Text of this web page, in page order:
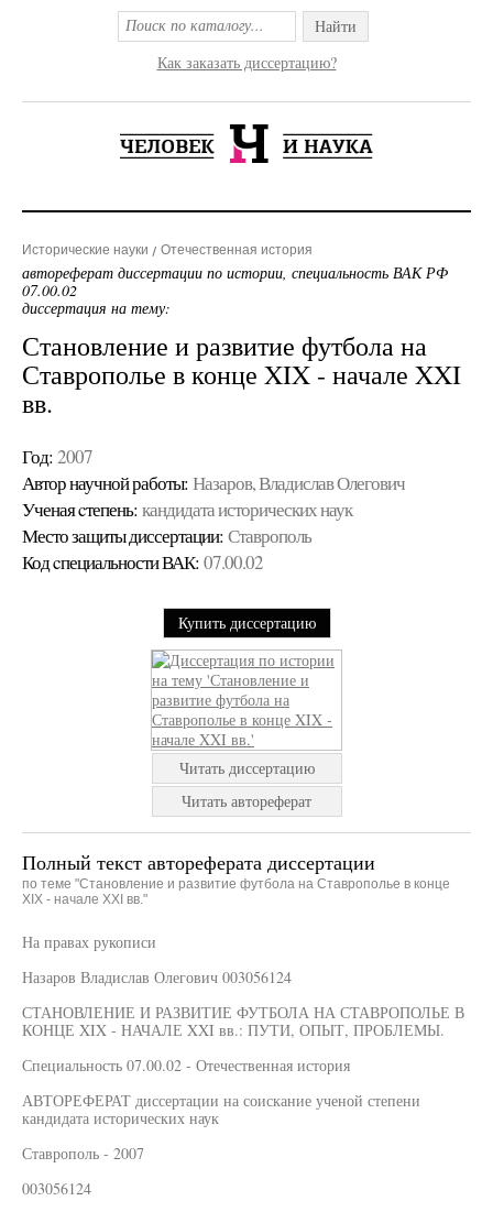
Найти
Как заказать диссертацию?
Исторические науки Отечественная история
автореферат диссертации по истории, специальность ВАК РФ
07.00.02
диссертация на тему:
Становление и развитие футбола на
Ставрополье в конце XIX - начале XXI
вв.
Год: 2007
Автор научной работы: Назаров, Владислав Олегович
Ученая cтепень: кандидата исторических наук
Место защиты диссертации: Ставрополь
Код cпециальности ВАК: 07.00.02
Купить диссертацию
Читать диссертацию
Читать автореферат
Полный текст автореферата диссертации
по теме "Становление и развитие футбола на Ставрополье в конце
XIX - начале XXI вв."
На правах рукописи
Назаров Владислав Олегович 003056124
СТАНОВЛЕНИЕ И РАЗВИТИЕ ФУТБОЛА НА СТАВРОПОЛЬЕ В
КОНЦЕ XIX - НАЧАЛЕ XXI вв.: ПУТИ, ОПЫТ, ПРОБЛЕМЫ.
Специальность 07.00.02 - Отечественная история
АВТОРЕФЕРАТ диссертации на соискание ученой степени
кандидата исторических наук
Ставрополь - 2007
003056124